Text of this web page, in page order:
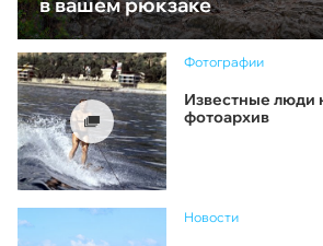
Фотографии
Известные люди
фотоархив
Новости